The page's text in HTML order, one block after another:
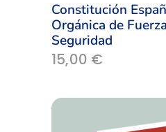
Constitución
Orgánica de
Seguridad
15,00 €